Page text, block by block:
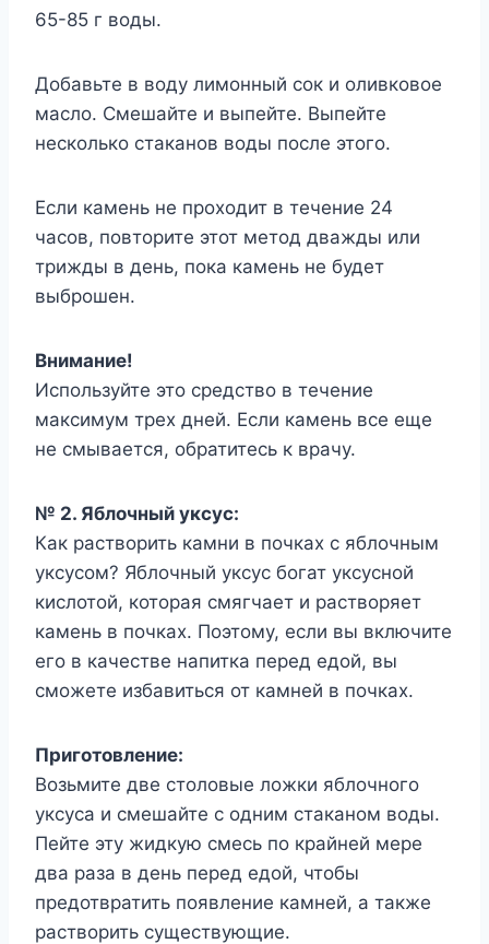
65-85 г воды.
Добавьте в воду лимонный сок и оливковое
масло. Смешайте и выпейте. Выпейте
несколько стаканов воды после этого.
Если камень не проходит в течение 24
часов, повторите этот метод дважды или
трижды в день, пока камень не будет
выброшен.
Внимание!
Используйте это средство в течение
максимум трех дней. Если камень все еще
не смывается, обратитесь к врачу.
№ 2. Яблочный уксус:
Как растворить камни в почках с яблочным
уксусом? Яблочный уксус богат уксусной
кислотой, которая смягчает и растворяет
камень в почках. Поэтому, если вы включите
его в качестве напитка перед едой, вы
сможете избавиться от камней в почках.
Приготовление:
Возьмите две столовые ложки яблочного
уксуса и смешайте с одним стаканом воды.
Пейте эту жидкую смесь по крайней мере
два раза в день перед едой, чтобы
предотвратить появление камней, а также
растворить существующие.